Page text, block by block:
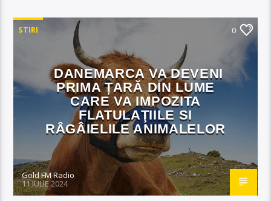
STIRI 0
DANEMARCA VA DEVENI
PRIMA ȚARĂ DIN LUME
CARE VA IMPOZITA
FLATULAŢIILE SI
RÂGÂIELILE ANIMALELOR
Gold FM Radio
11 IULIE 2024